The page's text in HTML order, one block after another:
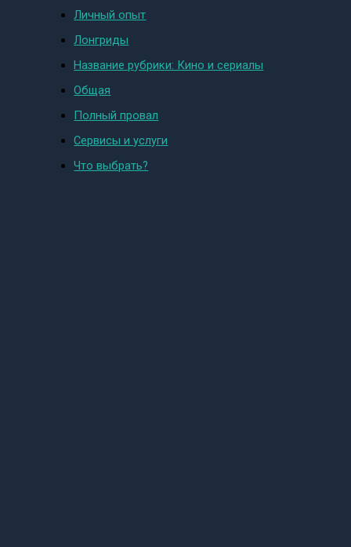
Личный опыт
Лонгриды
Название рубрики: Кино и сериалы
Общая
Полный провал
Сервисы и услуги
Что выбрать?